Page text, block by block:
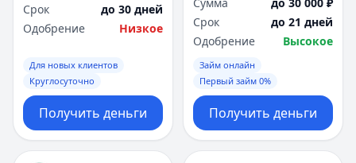
Срок
до 30 дней
Одобрение
Низкое
Для новых клиентов
Круглосуточно
Получить деньги
Срок
до 21 дней
Одобрение
Высокое
Займ онлайн
Первый займ 0%
Получить деньги